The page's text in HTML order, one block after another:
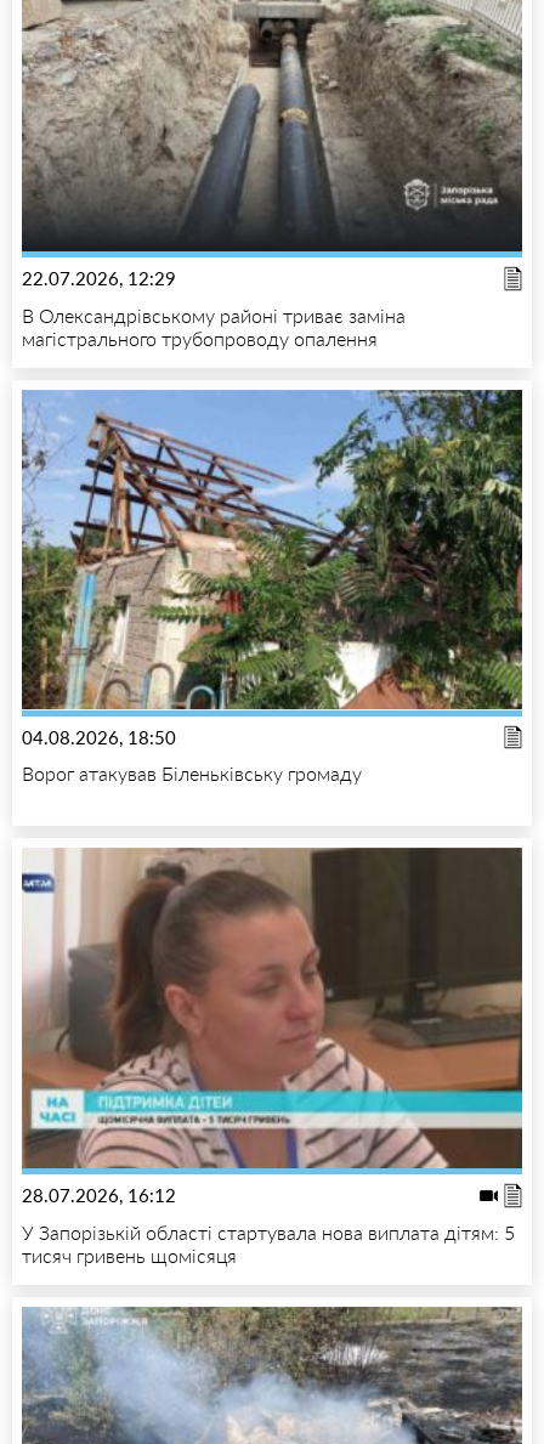
22.07.2026, 12:29
В Олександрівському районі триває заміна
магістрального трубопроводу опалення
04.08.2026, 18:50
Ворог атакував Біленьківську громаду
28.07.2026, 16:12
У Запорізькій області стартувала нова виплата дітям: 5
тисяч гривень щомісяця